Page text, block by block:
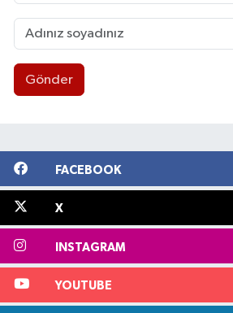
Gönder
FACEBOOK
X
INSTAGRAM
YOUTUBE